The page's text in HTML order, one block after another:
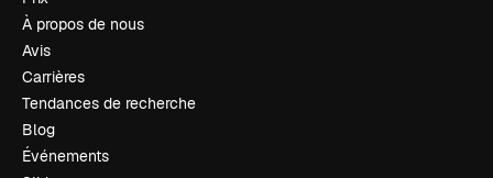
À propos de nous
Avis
Carrières
Tendances de recherche
Blog
Événements